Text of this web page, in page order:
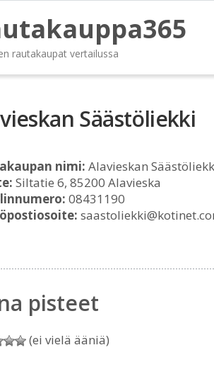
rautakaupat vertailussa
Säästöliekki
nimi: Alavieskan
Siltatie 6, 85200 Alavieska
08431190
pisteet
(ei vielä ääniä)